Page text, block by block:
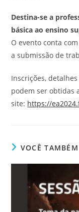
Destina-se a
básica ao ensino
O evento conta
a submissão de
Inscrições,
podem ser obtidas
site: https://
VOCÊ